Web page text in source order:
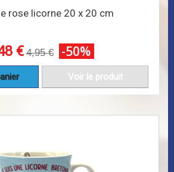
rose licorne 20 x 20 cm
€ 4,95 € -50%
Voir le produit